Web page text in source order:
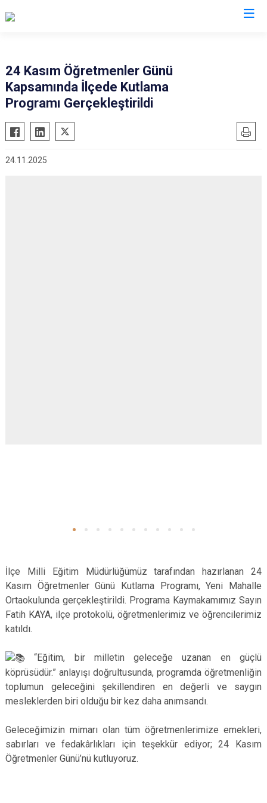
Dörtdivan
Gerede
Göynük
24 Kasım Öğretmenler Günü
Kapsamında İlçede Kutlama
Programı Gerçekleştirildi
24.11.2025
İlçe Milli Eğitim Müdürlüğümüz tarafından hazırlanan 24
Kasım Öğretmenler Günü Kutlama Programı, Yeni Mahalle
Ortaokulunda gerçekleştirildi. Programa Kaymakamımız Sayın
Fatih KAYA, ilçe protokolü, öğretmenlerimiz ve öğrencilerimiz
katıldı.
“Eğitim, bir milletin geleceğe uzanan en güçlü
köprüsüdür.” anlayışı doğrultusunda, programda öğretmenliğin
toplumun geleceğini şekillendiren en değerli ve saygın
mesleklerden biri olduğu bir kez daha anımsandı.
Geleceğimizin mimarı olan tüm öğretmenlerimize emekleri,
sabırları ve fedakârlıkları için teşekkür ediyor; 24 Kasım
Öğretmenler Günü’nü kutluyoruz.